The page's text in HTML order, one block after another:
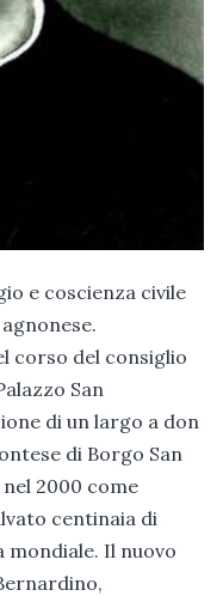
e coscienza civile
corso del consiglio
San
di un largo a don
di Borgo San
2000 come
centinaia di
mondiale. Il nuovo